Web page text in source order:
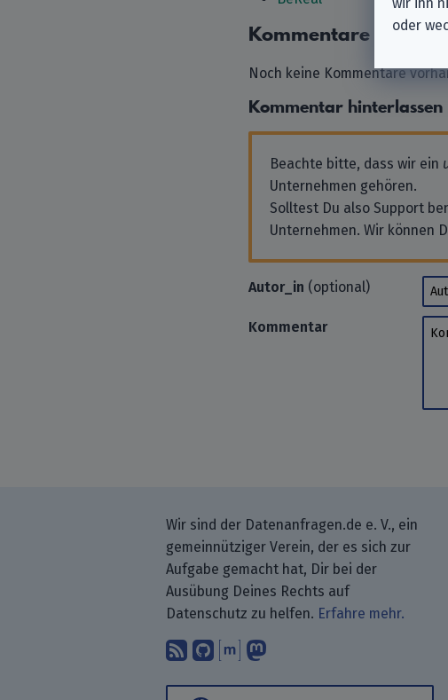
Kommentare
Noch keine Kommentare
Kommentar hinterlassen
Beachte bitte, dass wir ein
Unternehmen gehören.
Solltest Du also Support
Unternehmen. Wir können
Autor_in (optional)
Kommentar
Wir sind der Datenanfragen.de e. V., ein
gemeinnütziger Verein, der es sich zur
Aufgabe gemacht hat, Dir bei der
Ausübung Deines Rechts auf
Datenschutz zu helfen. Erfahre mehr.
Abonniere unsere
Finde uns bei GitHub.
Unterhalte Dich mit
Folge uns bei
oder